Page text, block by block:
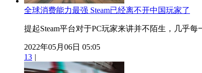
全球消费能力最强 Steam已经离不开中国玩家了
提起Steam平台对于PC玩家来讲并不陌生，几乎
2022年05月06日 05:05
13 |